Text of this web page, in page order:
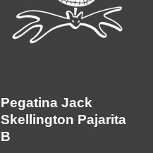
Pegatina Jack
Skellington Pajarita
B